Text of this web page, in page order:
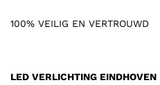
LED VERLICHTING EINDHOVEN
100% VEILIG EN VERTROUWD